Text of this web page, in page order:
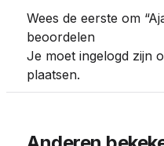
Wees de eerste om
beoordelen
Je moet ingelogd zijn
plaatsen.